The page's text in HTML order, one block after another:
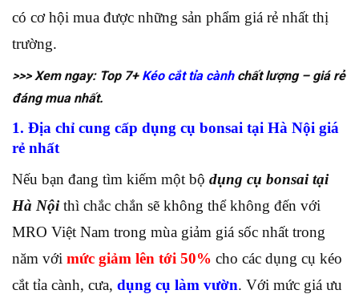
có cơ hội mua được những sản phẩm giá rẻ nhất thị
trường.
>>> Xem ngay: Top 7+ Kéo cắt tỉa cànhchất lượng – giá rẻ
đáng mua nhất.
1. Địa chỉ cung cấp dụng cụ bonsai tại Hà Nội giá
rẻ nhất
Nếu bạn đang tìm kiếm một bộ dụng cụ bonsai tại
Hà Nộithì chắc chắn sẽ không thể không đến với
MRO Việt Nam trong mùa giảm giá sốc nhất trong
năm với mức giảm lên tới 50% cho các dụng cụ kéo
cắt tỉa cành, cưa, dụng cụ làm vườn. Với mức giá ưu